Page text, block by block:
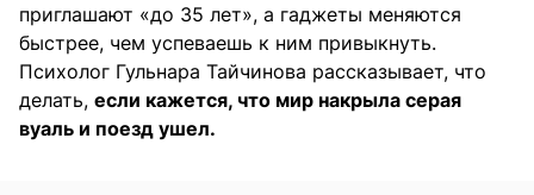
приглашают «до 35 лет», а гаджеты меняются
быстрее, чем успеваешь к ним привыкнуть.
Психолог Гульнара Тайчинова рассказывает, что
делать, если кажется, что мир накрыла серая
вуаль и поезд ушел.